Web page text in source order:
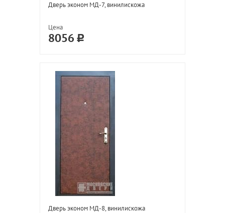
Дверь эконом МД-7, винилискожа
Цена
8056
Дверь эконом МД-8, винилискожа